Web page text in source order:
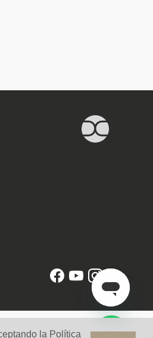
la Política